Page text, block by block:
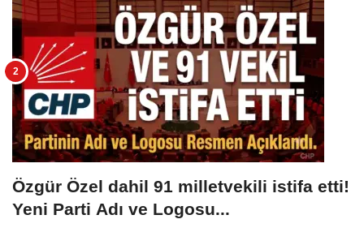
Özgür Özel dahil 91 milletvekili istifa etti!
Yeni Parti Adı ve Logosu...